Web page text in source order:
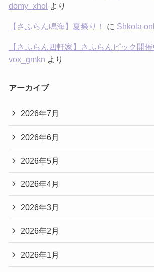
domy_xhol より
【さふらん鳴海】夏祭り！ に Shkola
【さふらん四軒家】さふらんピック開催
vox_gmkn より
アーカイブ
2026年7月
2026年6月
2026年5月
2026年4月
2026年3月
2026年2月
2026年1月